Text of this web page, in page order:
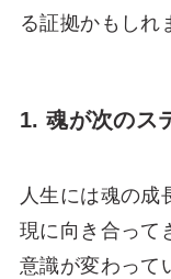
る証拠かもしれ
1. 魂が次のス
人生には魂の成
現に向き合って
意識が変わって